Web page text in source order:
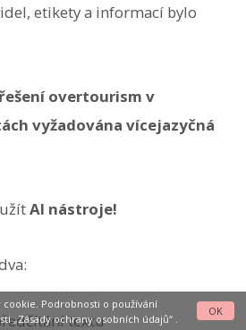
etikety a informací bylo
overtourism v
vyžadována vícejazyčná
AI nástroje!
textu
cookie. Podrobnosti o používání
„Zásady ochrany osobních údajů“.
OK